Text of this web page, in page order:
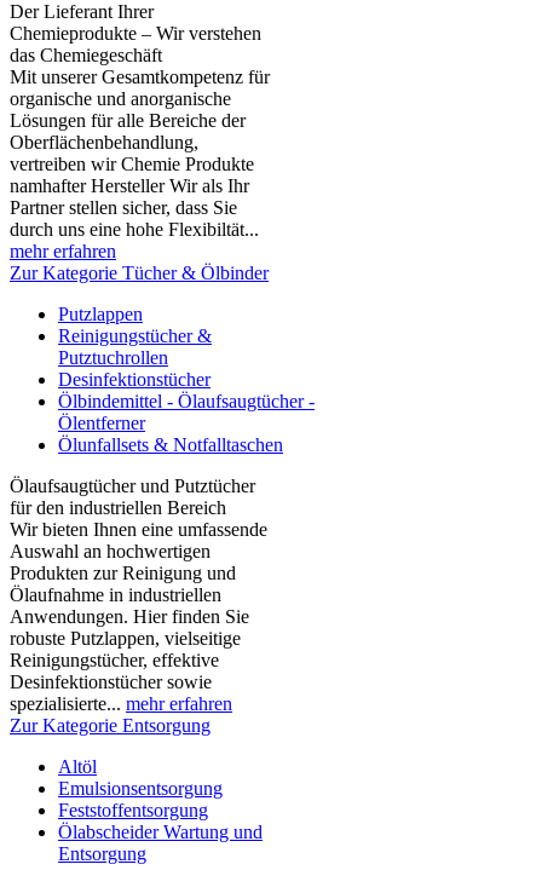
Der Lieferant Ihrer
Chemieprodukte – Wir verstehen
das Chemiegeschäft
Mit unserer Gesamtkompetenz für
organische und anorganische
Lösungen für alle Bereiche der
Oberflächenbehandlung,
vertreiben wir Chemie Produkte
namhafter Hersteller Wir als Ihr
Partner stellen sicher, dass Sie
durch uns eine hohe Flexibiltät...
mehr erfahren
Zur Kategorie Tücher & Ölbinder
Putzlappen
Reinigungstücher &
Putztuchrollen
Desinfektionstücher
Ölbindemittel - Ölaufsaugtücher -
Ölentferner
Ölunfallsets & Notfalltaschen
Ölaufsaugtücher und Putztücher
für den industriellen Bereich
Wir bieten Ihnen eine umfassende
Auswahl an hochwertigen
Produkten zur Reinigung und
Ölaufnahme in industriellen
Anwendungen. Hier finden Sie
robuste Putzlappen, vielseitige
Reinigungstücher, effektive
Desinfektionstücher sowie
spezialisierte... mehr erfahren
Zur Kategorie Entsorgung
Altöl
Emulsionsentsorgung
Feststoffentsorgung
Ölabscheider Wartung und
Entsorgung